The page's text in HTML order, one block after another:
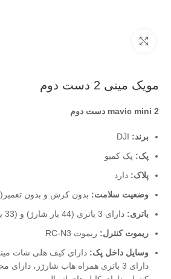
مویک مینی 2 دست دوم
mavic mini 2 دست دوم
برند:
پک: پک کمبو
پلاک: دارد
وضعیت سلامت: بدون کرش و بدون
باتری: دارای 3 باتری (44 بار شارژ) و (33 بار شارژ) و (30 بار شارژ)
ریموت کنترل: ریموت RC-N3
وسایل داخل پک:
دارای 3 باتری همراه هاب شارژر،